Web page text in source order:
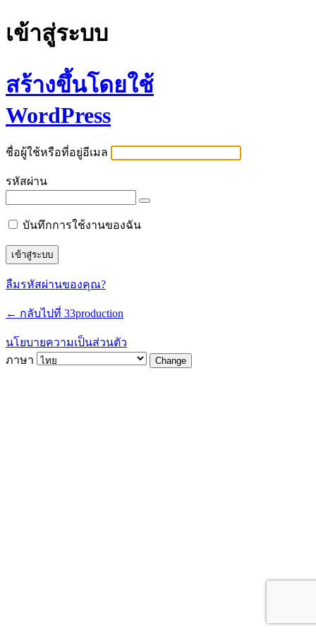
เข้าสู่ระบบ
สร้างขึ้นโดยใช้
WordPress
ชื่อผู้ใช้หรือที่อยู่อีเมล
รหัสผ่าน
บันทึกการใช้งานของฉัน
ลืมรหัสผ่านของคุณ?
← กลับไปที่ 33production
นโยบายความเป็นส่วนตัว
ภาษา